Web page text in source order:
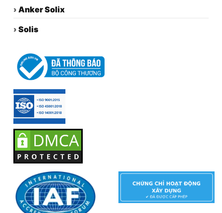
› Anker Solix
› Solis